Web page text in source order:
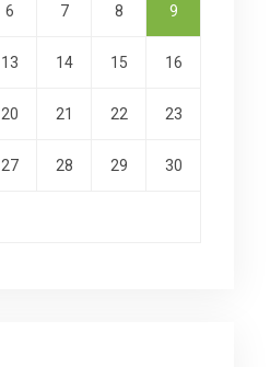
6 7 8 9
13 14 15 16
20 21 22 23
27 28 29 30